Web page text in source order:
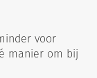
voor
manier om bij